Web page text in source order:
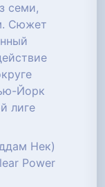
семи,
Сюжет
Йорк
лиге
Нек)
Power